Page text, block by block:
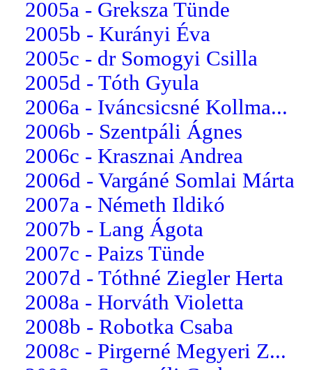
2005a - Greksza Tünde
2005b - Kurányi Éva
2005c - dr Somogyi Csilla
2005d - Tóth Gyula
2006a - Iváncsicsné Kollma...
2006b - Szentpáli Ágnes
2006c - Krasznai Andrea
2006d - Vargáné Somlai Márta
2007a - Németh Ildikó
2007b - Lang Ágota
2007c - Paizs Tünde
2007d - Tóthné Ziegler Herta
2008a - Horváth Violetta
2008b - Robotka Csaba
2008c - Pirgerné Megyeri Z...